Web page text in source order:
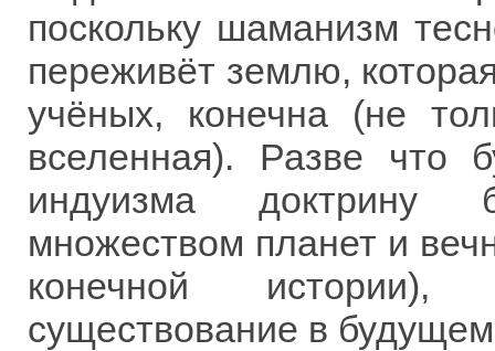
поскольку шаманизм
переживёт землю,
учёных, конечна (не
вселенная). Разве что
индуизма доктрину
множеством планет и
конечной
существование в